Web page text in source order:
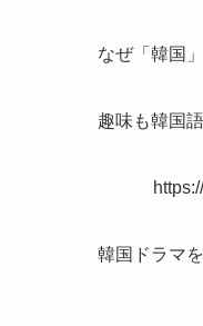
なぜ「韓国
趣味も韓国
韓国ドラマ